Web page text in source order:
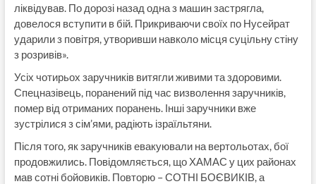
ліквідував. По дорозі назад одна з машин застрягла,
довелося вступити в бій. Прикриваючи своїх по Нусейрат
ударили з повітря, утворивши навколо місця суцільну стіну
з розривів».
Усіх чотирьох заручників витягли живими та здоровими.
Спецназівець, поранений під час визволення заручників,
помер від отриманих поранень. Інші заручники вже
зустрілися з сім’ями, радіють ізраїльтяни.
Після того, як заручників евакуювали на вертольотах, бої
продовжились. Повідомляється, що ХАМАС у цих районах
мав сотні бойовиків. Повторю – СОТНІ БОЄВИКІВ, а